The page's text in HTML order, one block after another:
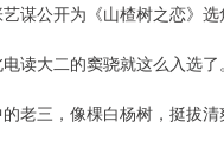
谋公开为《山楂树之恋》选
读大二的窦骁就这么入选了。
老三，像棵白杨树，挺拔清